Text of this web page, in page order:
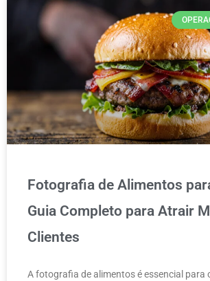
Fotografia de Alimentos
Guia Completo para Atrair
Clientes
A fotografia de alimentos é essencial para